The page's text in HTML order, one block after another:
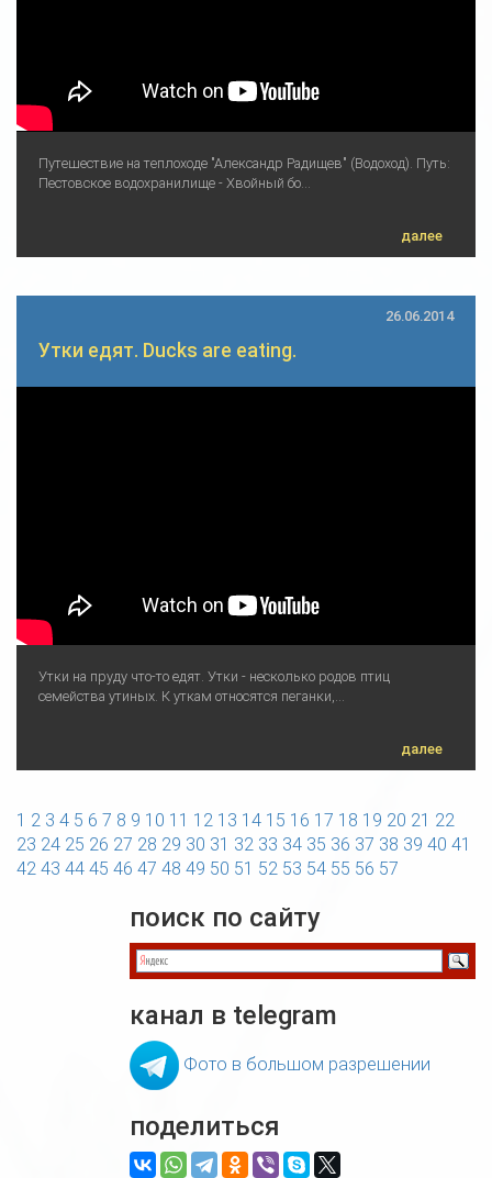
Путешествие на теплоходе "Александр Радищев" (Водоход). Путь:
Пестовское водохранилище - Хвойный бо...
далее
26.06.2014
Утки едят. Ducks are eating.
Утки на пруду что-то едят. Утки - несколько родов птиц
семейства утиных. К уткам относятся пеганки,...
далее
1 2 3 4 5 6 7 8 9 10 11 12 13 14 15 16 17 18 19 20 21 22
23 24 25 26 27 28 29 30 31 32 33 34 35 36 37 38 39 40 41
42 43 44 45 46 47 48 49 50 51 52 53 54 55 56 57
поиск по сайту
канал в telegram
Фото в большом разрешении
поделиться